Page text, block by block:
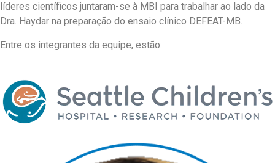
líderes científicos juntaram-se à MBI para trabalhar ao lado da
Dra. Haydar na preparação do ensaio clínico DEFEAT-MB.
Entre os integrantes da equipe, estão: